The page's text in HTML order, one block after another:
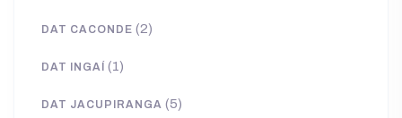
DAT CACONDE (2)
DAT INGAÍ (1)
DAT JACUPIRANGA (5)